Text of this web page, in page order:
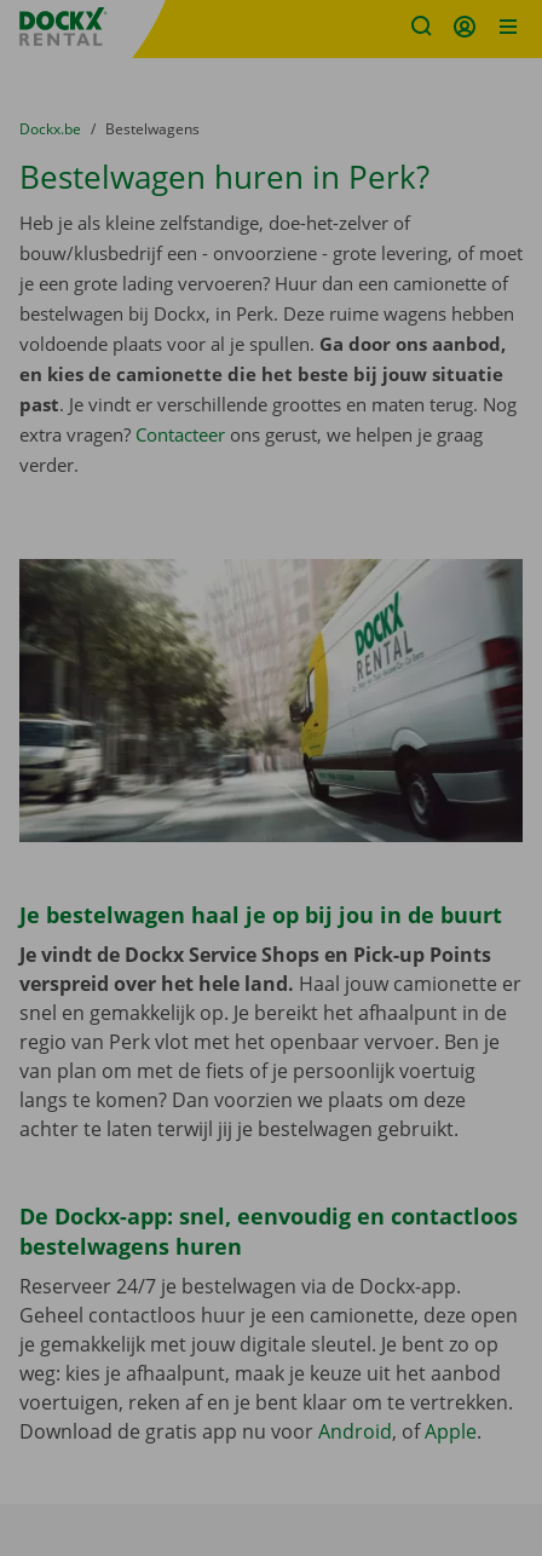
Fratello DEMO
U bevindt zich hier:
van
Dockx.be naar
Bestelwagens
Bestelwagen huren in Perk?
Heb je als kleine zelfstandige, doe-het-zelver of
bouw/klusbedrijf een - onvoorziene - grote levering, of moet
je een grote lading vervoeren? Huur dan een camionette of
bestelwagen bij Dockx, in Perk. Deze ruime wagens hebben
voldoende plaats voor al je spullen. Ga door ons aanbod,
en kies de camionette die het beste bij jouw situatie
past. Je vindt er verschillende groottes en maten terug. Nog
extra vragen? Contacteer ons gerust, we helpen je graag
verder.
Je bestelwagen haal je op bij jou in de buurt
Je vindt de Dockx Service Shops en Pick-up Points
verspreid over het hele land. Haal jouw camionette er
snel en gemakkelijk op. Je bereikt het afhaalpunt in de
regio van Perk vlot met het openbaar vervoer. Ben je
van plan om met de fiets of je persoonlijk voertuig
langs te komen? Dan voorzien we plaats om deze
achter te laten terwijl jij je bestelwagen gebruikt.
De Dockx-app: snel, eenvoudig en contactloos
bestelwagens huren
Reserveer 24/7 je bestelwagen via de Dockx-app.
Geheel contactloos huur je een camionette, deze open
je gemakkelijk met jouw digitale sleutel. Je bent zo op
weg: kies je afhaalpunt, maak je keuze uit het aanbod
voertuigen, reken af en je bent klaar om te vertrekken.
Download de gratis app nu voorAndroid, ofApple.